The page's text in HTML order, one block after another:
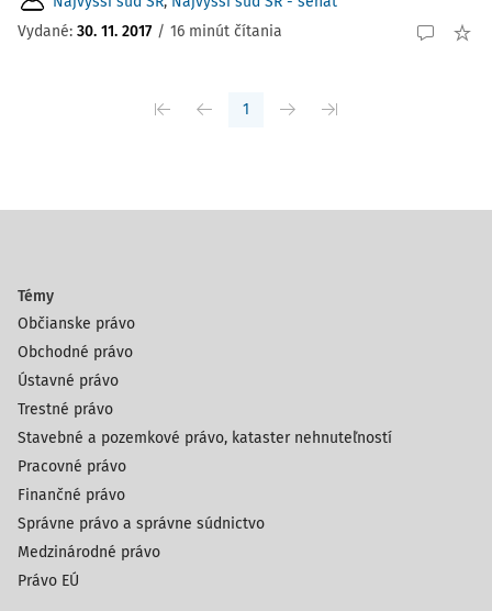
Vydané: 30. 11. 2017 / 16 minút čítania
1
Témy
Občianske právo
Obchodné právo
Ústavné právo
Trestné právo
Stavebné a pozemkové právo, kataster nehnuteľností
Pracovné právo
Finančné právo
Správne právo a správne súdnictvo
Medzinárodné právo
Právo EÚ